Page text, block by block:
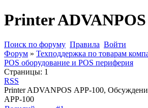
Printer
Поиск по форуму Правила Войти
Форум » Техподдержка по товарам
POS оборудование и POS периферия
Страницы: 1
RSS
Printer ADVANPOS АРР-100,
АРР-100